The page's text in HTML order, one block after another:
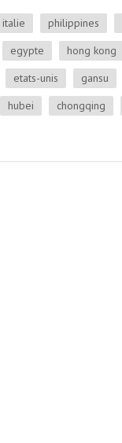
italie philippines
egypte hong kong
etats-unis gansu
hubei chongqing